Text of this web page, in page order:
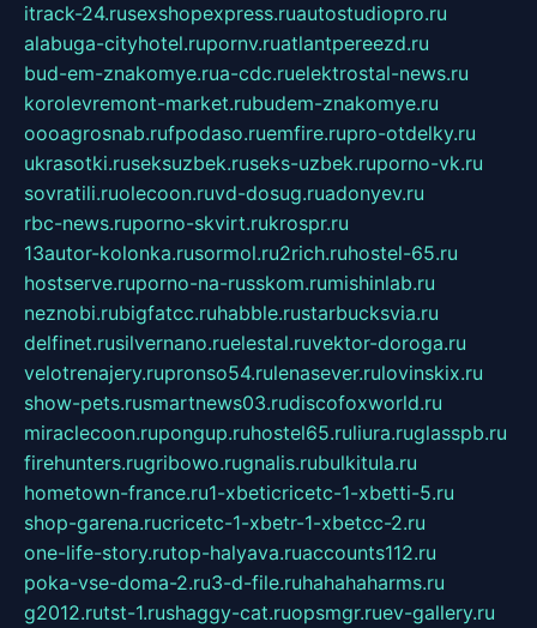
itrack-24.rusexshopexpress.ruautostudiopro.ru
alabuga-cityhotel.rupornv.ruatlantpereezd.ru
bud-em-znakomye.rua-cdc.ruelektrostal-news.ru
korolevremont-market.rubudem-znakomye.ru
oooagrosnab.rufpodaso.ruemfire.rupro-otdelky.ru
ukrasotki.ruseksuzbek.ruseks-uzbek.ruporno-vk.ru
sovratili.ruolecoon.ruvd-dosug.ruadonyev.ru
rbc-news.ruporno-skvirt.rukrospr.ru
13autor-kolonka.rusormol.ru2rich.ruhostel-65.ru
hostserve.ruporno-na-russkom.rumishinlab.ru
neznobi.rubigfatcc.ruhabble.rustarbucksvia.ru
delfinet.rusilvernano.ruelestal.ruvektor-doroga.ru
velotrenajery.rupronso54.rulenasever.rulovinskix.ru
show-pets.rusmartnews03.rudiscofoxworld.ru
miraclecoon.rupongup.ruhostel65.ruliura.ruglasspb.ru
firehunters.rugribowo.rugnalis.rubulkitula.ru
hometown-france.ru1-xbeticricetc-1-xbetti-5.ru
shop-garena.rucricetc-1-xbetr-1-xbetcc-2.ru
one-life-story.rutop-halyava.ruaccounts112.ru
poka-vse-doma-2.ru3-d-file.ruhahahaharms.ru
g2012.rutst-1.rushaggy-cat.ruopsmgr.ruev-gallery.ru